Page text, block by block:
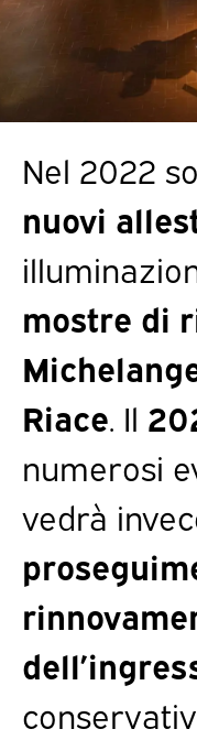
Nel 2022
nuovi
mostre di
Riace. Il
numerosi
vedrà